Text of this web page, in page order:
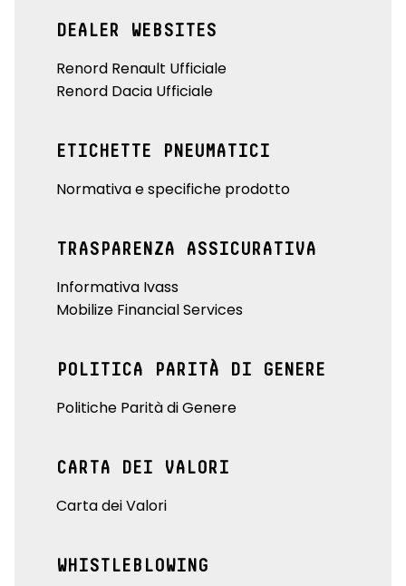
DEALER WEBSITES
Renord Renault Ufficiale
Renord Dacia Ufficiale
ETICHETTE PNEUMATICI
Normativa e specifiche prodotto
TRASPARENZA ASSICURATIVA
Informativa Ivass
Mobilize Financial Services
POLITICA PARITÀ DI GENERE
Politiche Parità di Genere
CARTA DEI VALORI
Carta dei Valori
WHISTLEBLOWING